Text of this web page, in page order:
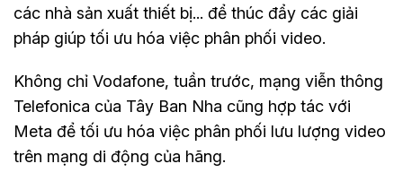
các nhà sản xuất thiết bị... để thúc đẩy các giải
pháp giúp tối ưu hóa việc phân phối video.
Không chỉ Vodafone, tuần trước, mạng viễn thông
Telefonica của Tây Ban Nha cũng hợp tác với
Meta để tối ưu hóa việc phân phối lưu lượng video
trên mạng di động của hãng.